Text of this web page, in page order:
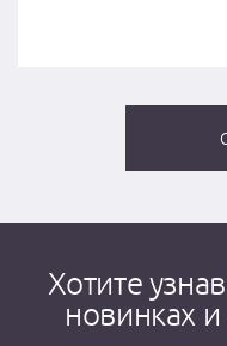
Хотите
новинках